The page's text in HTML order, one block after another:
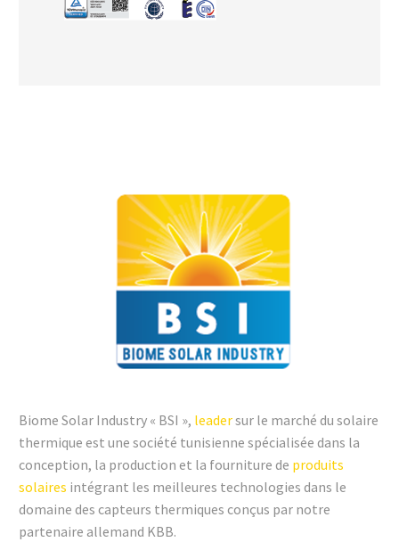
Biome Solar Industry « BSI », leadersur le marché du solaire
thermique est une société tunisienne spécialisée dans la
conception, la production et la fourniture de produits
solaires intégrant les meilleures technologies dans le
domaine des capteurs thermiques conçus par notre
partenaire allemand KBB.